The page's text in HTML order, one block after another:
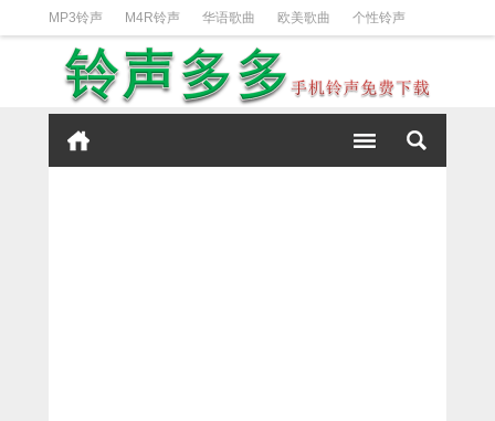
MP3铃声 M4R铃声 华语歌曲 欧美歌曲 个性铃声
日韩歌曲 动漫铃声 DJ铃声 短信铃声
iPhone铃声设置方法